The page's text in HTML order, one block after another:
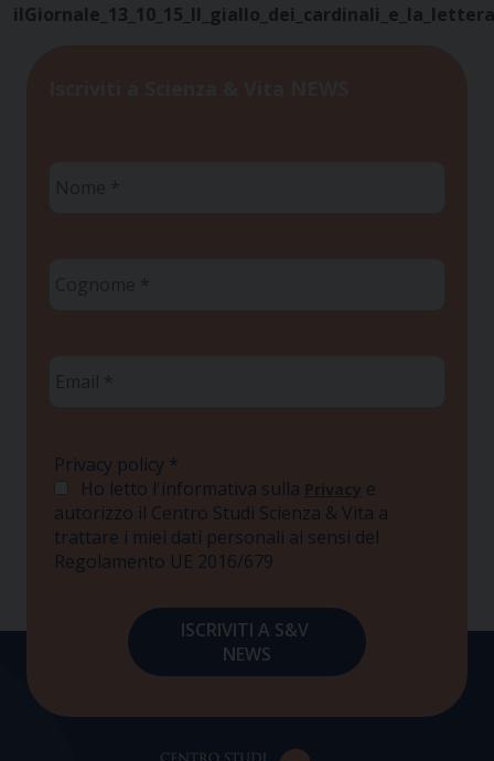
Privacy policy *
Ho letto l'informativa sulla Privacy e
autorizzo il Centro Studi Scienza & Vita a
trattare i miei dati personali ai sensi del
Regolamento UE 2016/679